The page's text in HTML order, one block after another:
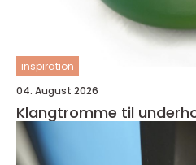
inspiration
04. August 2026
Klangtromme til